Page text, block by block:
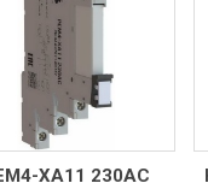
HIS 24V DC/N, HIS 48V